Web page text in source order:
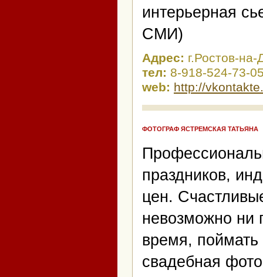
интерьерная
СМИ)
Адрес: г.Ростов-на-
тел: 8-918-524-73-
web: http://
ФОТОГРАФ ЯСТРЕМСКАЯ ТАТЬЯНА
праздников,
цен.
невозможно ни
время,
свадебная